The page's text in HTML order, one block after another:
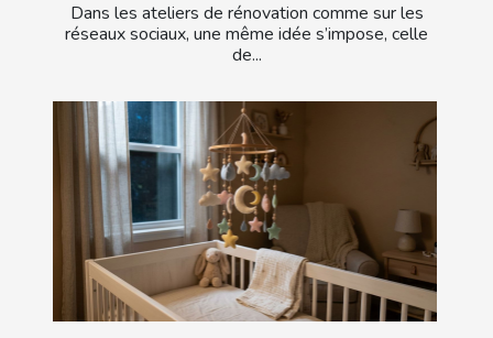
Dans les ateliers de rénovation comme sur les
réseaux sociaux, une même idée s’impose, celle
de...